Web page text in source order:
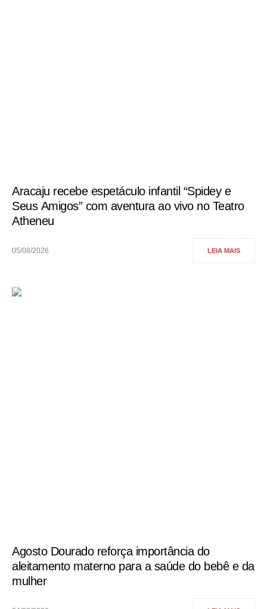
Aracaju recebe espetáculo infantil “Spidey e
Seus Amigos” com aventura ao vivo no Teatro
Atheneu
05/08/2026 LEIA MAIS
Agosto Dourado reforça importância do
aleitamento materno para a saúde do bebê e da
mulher